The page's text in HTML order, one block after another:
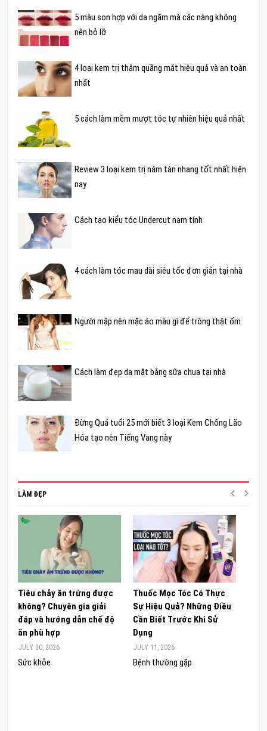
5 màu son hợp với da ngăm mà các nàng không
nên bỏ lỡ
4 loại kem trị thâm quầng mắt hiệu quả và an toàn
nhất
5 cách làm mềm mượt tóc tự nhiên hiệu quả nhất
Review 3 loại kem trị nám tàn nhang tốt nhất hiện
nay
Cách tạo kiểu tóc Undercut nam tính
4 cách làm tóc mau dài siêu tốc đơn giản tại nhà
Người mập nên mặc áo màu gì để trông thật ốm
Cách làm đẹp da mặt bằng sữa chua tại nhà
Đừng Quá tuổi 25 mới biết 3 loại Kem Chống Lão
Hóa tạo nên Tiếng Vang này
LÀM ĐẸP
Tiêu chảy ăn trứng được
không? Chuyên gia giải
đáp và hướng dẫn chế độ
ăn phù hợp
JULY 30, 2026
Sức khỏe
Thuốc Mọc Tóc Có Thực
Sự Hiệu Quả? Những Điều
Cần Biết Trước Khi Sử
Dụng
JULY 11, 2026
Bệnh thường gặp